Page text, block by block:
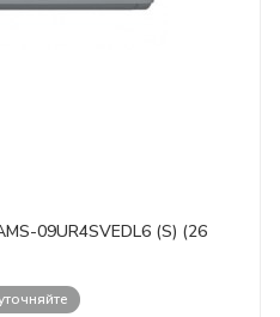
09UR4SVEDL6 (S) (26